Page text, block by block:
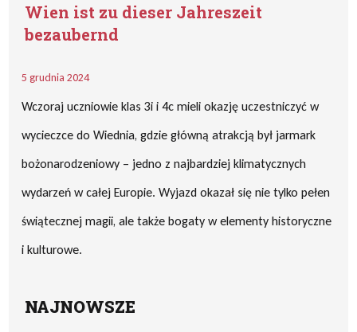
Wien ist zu dieser Jahreszeit
bezaubernd
5 grudnia 2024
Wczoraj uczniowie klas 3i i 4c mieli okazję uczestniczyć w
wycieczce do Wiednia, gdzie główną atrakcją był jarmark
bożonarodzeniowy – jedno z najbardziej klimatycznych
wydarzeń w całej Europie. Wyjazd okazał się nie tylko pełen
świątecznej magii, ale także bogaty w elementy historyczne
i kulturowe.
NAJNOWSZE